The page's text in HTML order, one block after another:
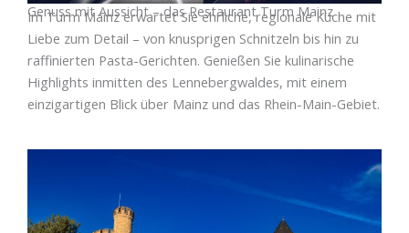
Genuss mit Aussicht – das Restaurant Turm Mainz
Im Turm Mainz erwartet Sie ehrliche, regionale Küche mit
Liebe zum Detail – von knusprigen Schnitzeln bis hin zu
raffinierten Pasta-Gerichten. Genießen Sie kulinarische
Highlights inmitten des Lennebergwaldes, mit einem
einzigartigen Blick über Mainz und das Rhein-Main-Gebiet.